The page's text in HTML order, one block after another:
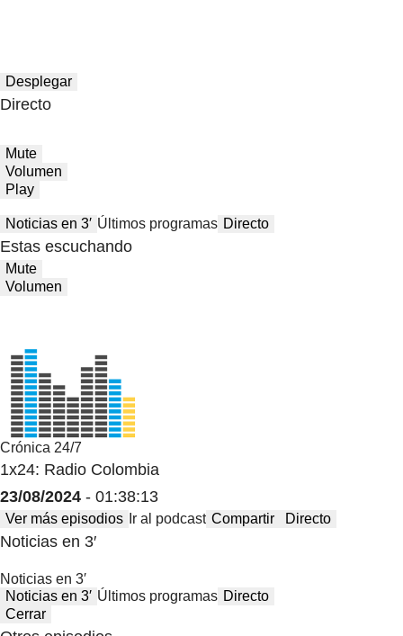
Desplegar
Directo
Mute
Volumen
Play
Noticias en 3′ Últimos programas Directo
Estas escuchando
Mute
Volumen
Crónica 24/7
1x24: Radio Colombia
23/08/2024 - 01:38:13
Ver más episodios Ir al podcast Compartir Directo
Noticias en 3′
Noticias en 3′
Noticias en 3′ Últimos programas Directo
Cerrar